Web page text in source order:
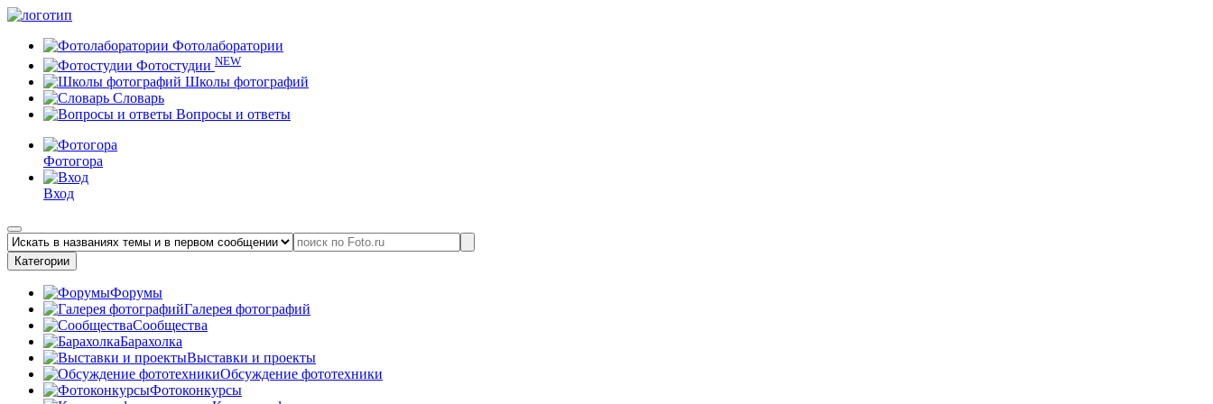
Фотолаборатории
Фотостудии NEW
Школы фотографий
Словарь
Вопросы и ответы
Фотогора
Вход
Категории
Форумы
Галерея фотографий
Сообщества
Барахолка
Выставки и проекты
Обсуждение фототехники
Фотоконкурсы